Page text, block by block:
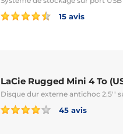
15 avis
LaCie Rugged Mini 4 To
Disque dur externe antichoc 2.5''
45 avis